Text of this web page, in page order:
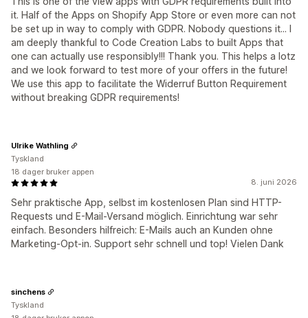
it. Half of the Apps on Shopify App Store or even more can not
be set up in way to comply with GDPR. Nobody questions it... I
am deeply thankful to Code Creation Labs to built Apps that
one can actually use responsibly!!! Thank you. This helps a lotz
and we look forward to test more of your offers in the future!
We use this app to facilitate the Widerruf Button Requirement
without breaking GDPR requirements!
8. juni 2026
Sehr praktische App, selbst im kostenlosen Plan sind HTTP-
Requests und E-Mail-Versand möglich. Einrichtung war sehr
einfach. Besonders hilfreich: E-Mails auch an Kunden ohne
Marketing-Opt-in. Support sehr schnell und top! Vielen Dank
Ulrike Wathling
Tyskland
18 dager bruker appen
sinchens
Tyskland